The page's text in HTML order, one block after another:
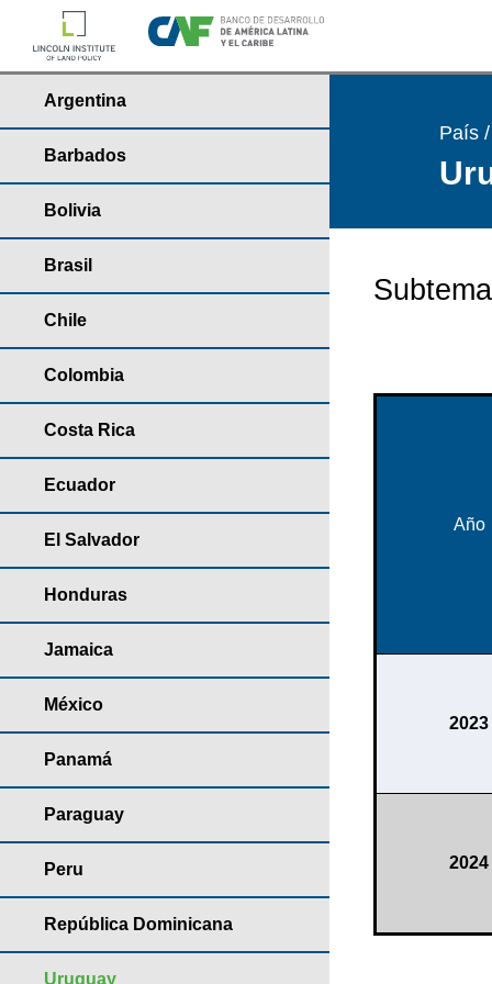
Argentina
Barbados
Bolivia
Brasil
Chile
Colombia
Costa Rica
Ecuador
El Salvador
Honduras
Jamaica
México
Panamá
Paraguay
Peru
República Dominicana
Uruguay
País
Año
2023
2024